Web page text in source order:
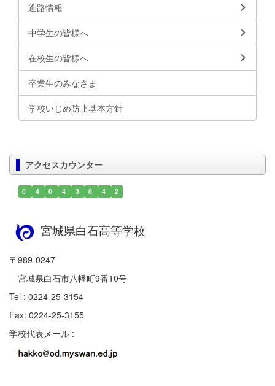
進路情報
中学生の皆様へ
在校生の皆様へ
卒業生のみなさま
学校いじめ防止基本方針
アクセスカウンター
0 4 0 4 3 8 4 2
宮城県白石高等学校
〒989-0247
宮城県白石市八幡町9番10号
Tel : 0224-25-3154
Fax: 0224-25-3155
学校代表メール :